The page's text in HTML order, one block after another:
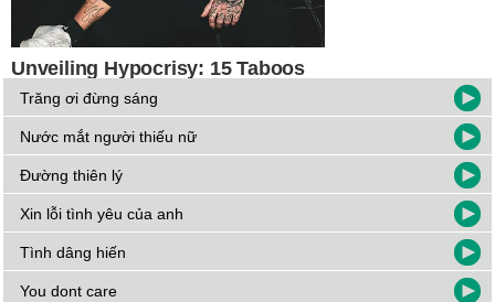
Trăng ơi đừng sáng
Nước mắt người thiếu nữ
Đường thiên lý
Xin lỗi tình yêu của anh
Tình dâng hiến
You dont care